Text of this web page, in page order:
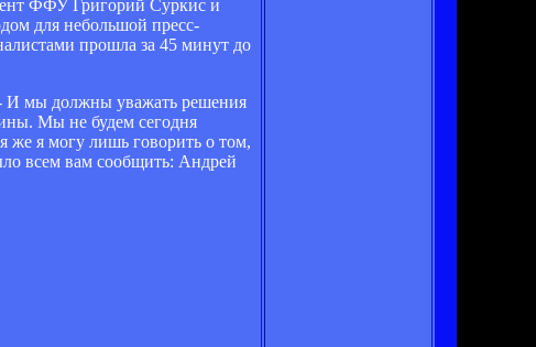
ФФУ Григорий Суркис и
для небольшой пресс-
прошла за 45 минут до
И мы должны уважать решения
Мы не будем сегодня
же я могу лишь говорить о том,
всем вам сообщить: Андрей